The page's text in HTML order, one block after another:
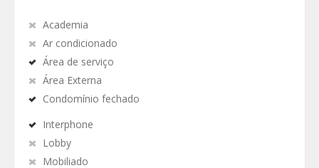
Academia
Ar condicionado
Área de serviço
Área Externa
Condomínio fechado
Interphone
Lobby
Mobiliado